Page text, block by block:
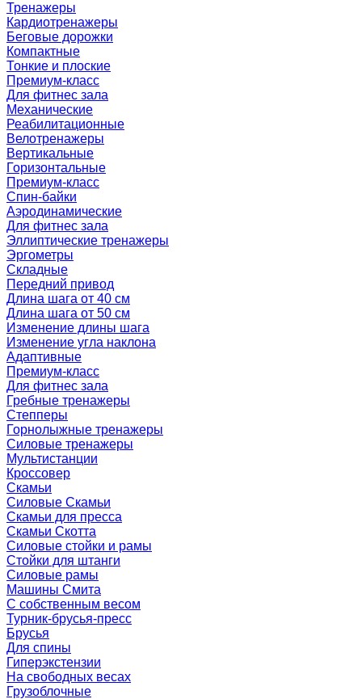
Тренажеры
Кардиотренажеры
Беговые дорожки
Компактные
Тонкие и плоские
Премиум-класс
Для фитнес зала
Механические
Реабилитационные
Велотренажеры
Вертикальные
Горизонтальные
Премиум-класс
Спин-байки
Аэродинамические
Для фитнес зала
Эллиптические тренажеры
Эргометры
Складные
Передний привод
Длина шага от 40 см
Длина шага от 50 см
Изменение длины шага
Изменение угла наклона
Адаптивные
Премиум-класс
Для фитнес зала
Гребные тренажеры
Степперы
Горнолыжные тренажеры
Силовые тренажеры
Мультистанции
Кроссовер
Скамьи
Силовые Скамьи
Скамьи для пресса
Скамьи Скотта
Силовые стойки и рамы
Стойки для штанги
Силовые рамы
Машины Смита
C собственным весом
Турник-брусья-пресс
Брусья
Для спины
Гиперэкстензии
На свободных весах
Грузоблочные